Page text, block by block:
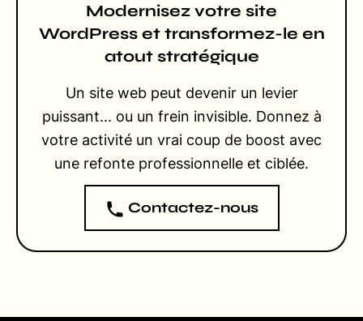
Modernisez votre site
WordPress et transformez-le en
atout stratégique
Un site web peut devenir un levier
puissant... ou un frein invisible. Donnez à
votre activité un vrai coup de boost avec
une refonte professionnelle et ciblée.
Contactez-nous